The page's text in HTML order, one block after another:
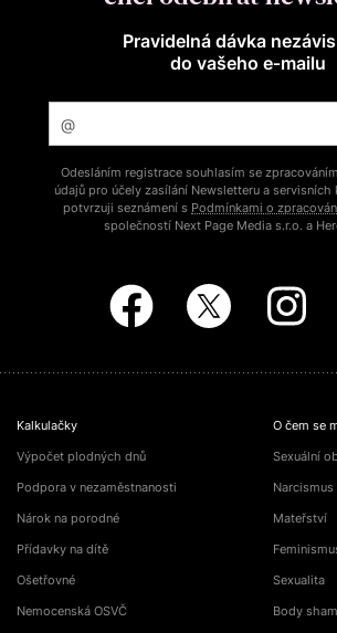
Pravidelná dávka
do vašeho e‑mailu
Odesláním registrace souhlasím se
údajů pro účely zasílání Newsletteru a servisních
potvrzuji seznámení s Podmínkami o
společností Next Page Media s.r.o. a
Kalkulačky
Výpočet plodných dnů
Podpora v nezaměstnanosti
Nárok na porodné
Přídavky na dítě
Ošetřovné
Nemocenská OSVČ
O čem se
Sexuální
Narcismus
Mateřství
Sexualita
Body